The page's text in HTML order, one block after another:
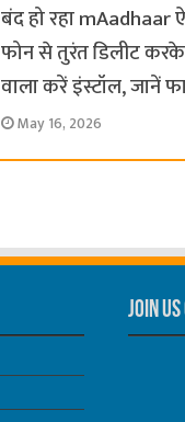
बंद हो रहा mAadhaar
फोन से तुरंत डिलीट
वाला करें इंस्टॉल, जानें
May 16, 2026
Join